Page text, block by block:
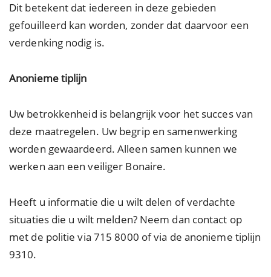
Dit betekent dat iedereen in deze gebieden
gefouilleerd kan worden, zonder dat daarvoor een
verdenking nodig is.
Anonieme tiplijn
Uw betrokkenheid is belangrijk voor het succes van
deze maatregelen. Uw begrip en samenwerking
worden gewaardeerd. Alleen samen kunnen we
werken aan een veiliger Bonaire.
Heeft u informatie die u wilt delen of verdachte
situaties die u wilt melden? Neem dan contact op
met de politie via 715 8000 of via de anonieme tiplijn
9310.